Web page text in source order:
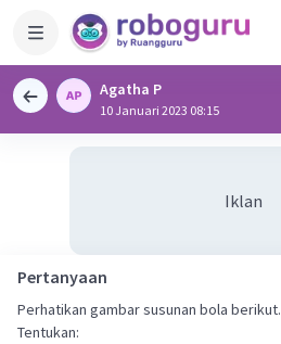
Agatha P
10 Januari 2023 08:15
Iklan
Pertanyaan
Perhatikan gambar susunan bola berikut.
Tentukan: